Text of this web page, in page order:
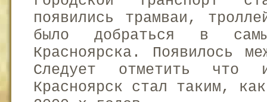
появились трамваи,
было добраться в
Красноярска. Появилось
Следует отметить
Красноярск стал таким,